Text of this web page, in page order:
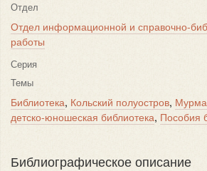
Отдел
Отдел информационной и справочно-
работы
Серия
Темы
Библиотека, Кольский полуостров,
детско-юношеская библиотека, Пособия
Библиографическое описание